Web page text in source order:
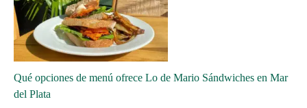
Qué opciones de menú ofrece Lo de Mario Sándwiches en Mar
del Plata